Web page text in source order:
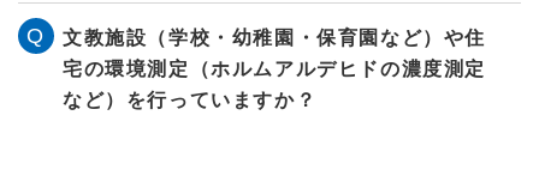
文教施設（学校・幼稚園・保育園など）や住
宅の環境測定（ホルムアルデヒドの濃度測定
など）を行っていますか？